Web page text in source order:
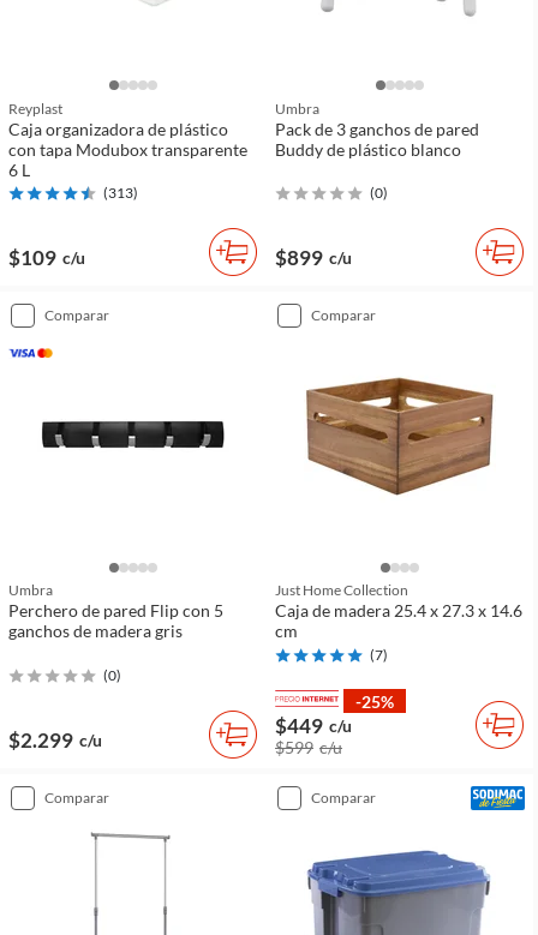
Reyplast
Caja organizadora de plástico
con tapa Modubox transparente
6 L
(313)
$109 c/u
Umbra
Pack de 3 ganchos de pared
Buddy de plástico blanco
(0)
$899 c/u
comparar
Umbra
Perchero de pared Flip con 5
ganchos de madera gris
(0)
$2.299 c/u
comparar
Just Home Collection
Caja de madera 25.4 x 27.3 x 14.6
cm
(7)
-25%
$449 c/u
$599 c/u
comparar comparar